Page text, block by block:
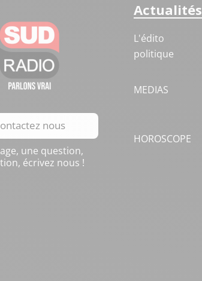
nous
une question,
écrivez nous !
Actualités
L'édito
politique
MEDIAS
HOROSCOPE